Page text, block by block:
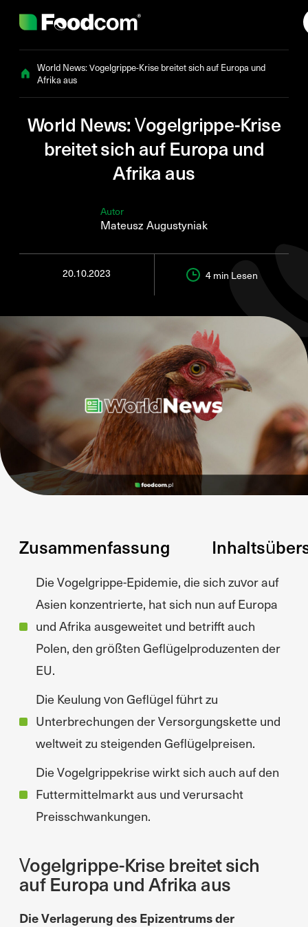
World News: Vogelgrippe-Krise breitet sich auf Europa und
Afrika aus
World News: Vogelgrippe-Krise
breitet sich auf Europa und
Afrika aus
Autor
Mateusz Augustyniak
20.10.2023 4 min Lesen
Zusammenfassung
Die Vogelgrippe-Epidemie, die sich zuvor auf
Asien konzentrierte, hat sich nun auf Europa
und Afrika ausgeweitet und betrifft auch
Polen, den größten Geflügelproduzenten der
EU.
Die Keulung von Geflügel führt zu
Unterbrechungen der Versorgungskette und
weltweit zu steigenden Geflügelpreisen.
Die Vogelgrippekrise wirkt sich auch auf den
Futtermittelmarkt aus und verursacht
Preisschwankungen.
Vogelgrippe-Krise breitet sich
auf Europa und Afrika aus
Die Verlagerung des Epizentrums der